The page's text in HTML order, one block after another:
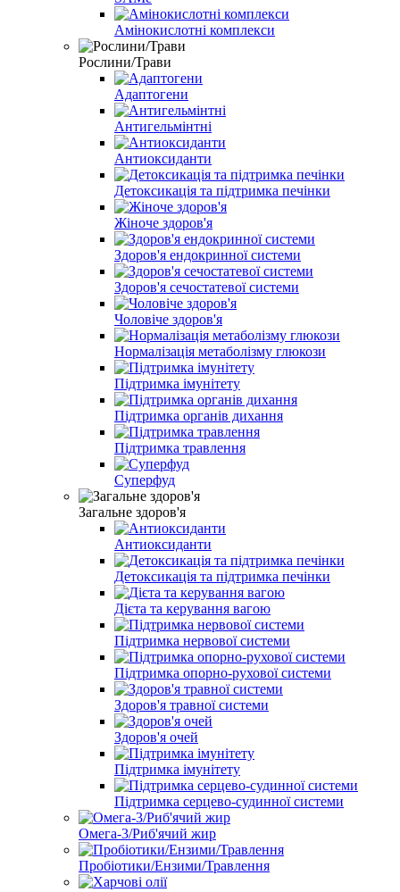
Амінокислотні комплекси
Рослини/Трави
Адаптогени
Антигельмінтні
Антиоксиданти
Детоксикація та підтримка печінки
Жіноче здоров'я
Здоров'я ендокринної системи
Здоров'я сечостатевої системи
Чоловіче здоров'я
Нормалізація метаболізму глюкози
Підтримка імунітету
Підтримка органів дихання
Підтримка травлення
Суперфуд
Загальне здоров'я
Антиоксиданти
Детоксикація та підтримка печінки
Дієта та керування вагою
Підтримка нервової системи
Підтримка опорно-рухової системи
Здоров'я травної системи
Здоров'я очей
Підтримка імунітету
Підтримка серцево-судинної системи
Омега-3/Риб'ячий жир
Пробіотики/Ензими/Травлення